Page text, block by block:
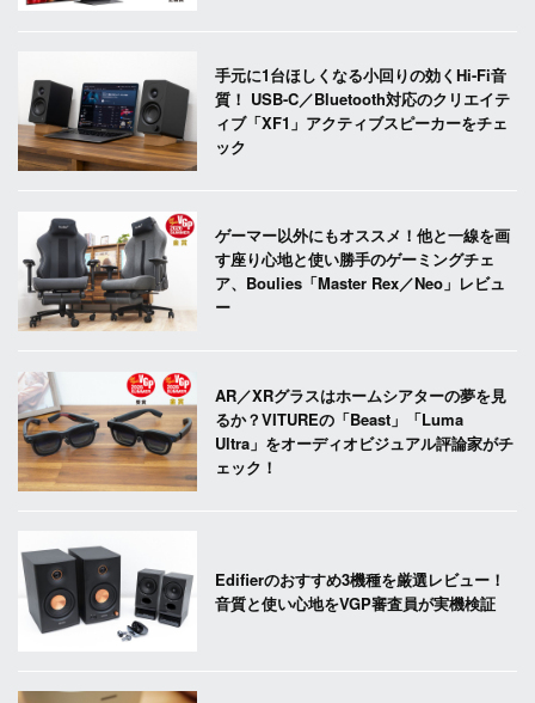
手元に1台ほしくなる小回りの効くHi-Fi音
質！ USB-C／Bluetooth対応のクリエイテ
ィブ「XF1」アクティブスピーカーをチェ
ック
ゲーマー以外にもオススメ！他と一線を画
す座り心地と使い勝手のゲーミングチェ
ア、Boulies「Master Rex／Neo」レビュ
ー
AR／XRグラスはホームシアターの夢を見
るか？VITUREの「Beast」「Luma
Ultra」をオーディオビジュアル評論家がチ
ェック！
Edifierのおすすめ3機種を厳選レビュー！
音質と使い心地をVGP審査員が実機検証